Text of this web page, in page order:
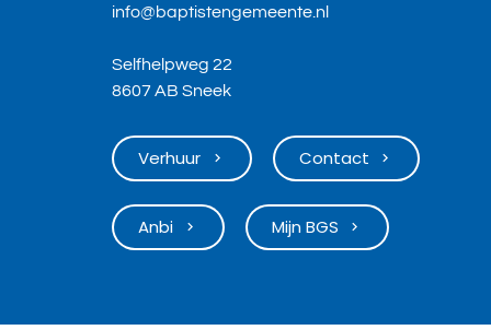
info@baptistengemeente.nl
Selfhelpweg 22
8607 AB Sneek
Verhuur keyboard_arrow_right Contact keyboard_arrow_right
Anbi keyboard_arrow_right Mijn BGS keyboard_arrow_right